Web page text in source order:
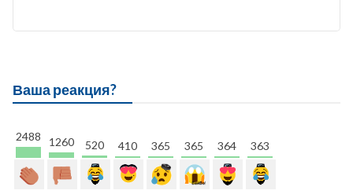
Ваша реакция?
2488 1260 520 410 365 365 364 363